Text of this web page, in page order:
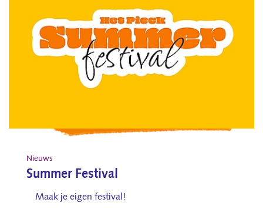
Nieuws
Summer Festival
Maak je eigen festival!